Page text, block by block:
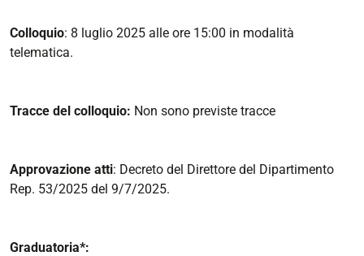
Colloquio: 8 luglio 2025 alle ore 15:00 in modalità
telematica.
Tracce del colloquio: Non sono previste tracce
Approvazione atti: Decreto del Direttore del Dipartimento
Rep. 53/2025 del 9/7/2025.
Graduatoria*: